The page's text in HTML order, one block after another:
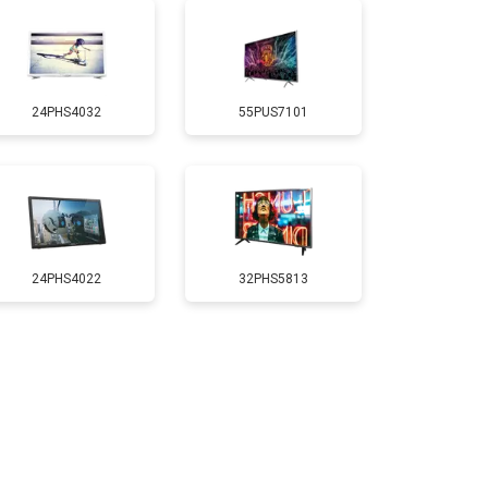
5200 ₽ Заказать
3100 ₽ Заказать
3700 ₽ Заказать
5500 ₽
24PHS4032 55PUS7101
24PHS4022 32PHS5813